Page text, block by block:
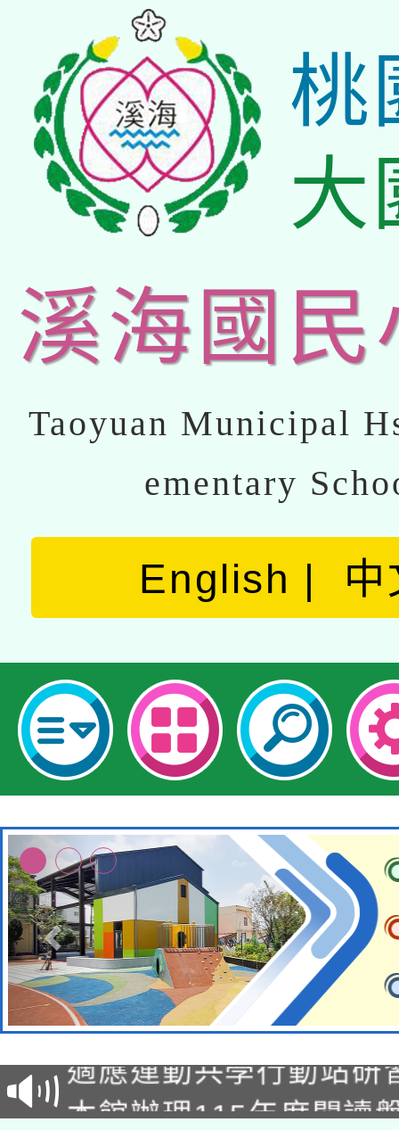
桃
大
溪海國民
Taoyuan Municipal
ementary
English 中
本校115學年度第2次
招甄選結果公告(無人
招)
適應運動共學行動站研
本館辦理115年度閱讀